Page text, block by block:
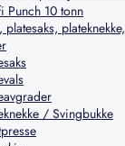
Punch 10 tonn
platesaks,
/ Svingbukke